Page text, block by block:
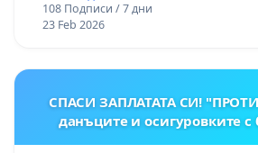
108 Подписи / 7 дни
23 Feb 2026
СПАСИ ЗАПЛАТАТА СИ!
данъците и осигуровките